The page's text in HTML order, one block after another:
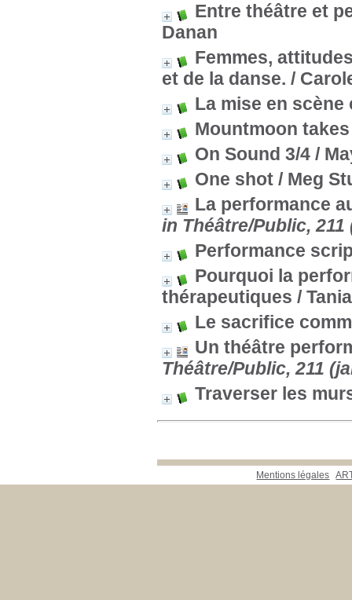
Entre théâtre et
Danan
Femmes,
et de la danse. /
La mise en
Mountmoon
On Sound 3/4 /
One shot / Meg
La performance
in Théâtre/Public, 211
Performance
Pourquoi la
thérapeutiques /
Le sacrifice
Un théâtre
Théâtre/Public, 211
Traverser les
Mentions légales